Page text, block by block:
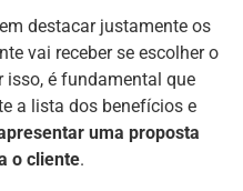
destacar justamente os
vai receber se escolher o
isso, é fundamental que
a lista dos benefícios e
uma proposta
o cliente.